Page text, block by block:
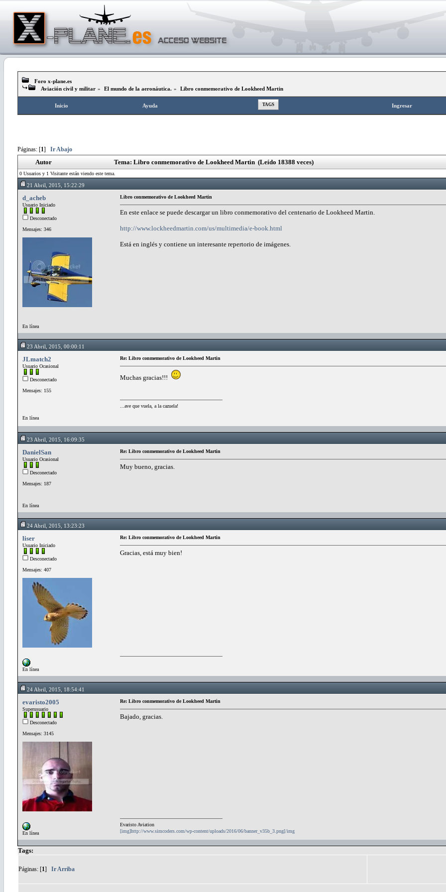
Foro x-plane.es
Aviación civil y militar » El mundo de la aeronáutica. » Libro conmemorativo de Lookheed Martin
Inicio Ayuda TAGS Ingresar
Páginas: [1] Ir Abajo
Autor Tema: Libro conmemorativo de Lookheed Martin (Leído 18388 veces)
0 Usuarios y 1 Visitante están viendo este tema.
21 Abril, 2015, 15:22:29
d_acheb
Usuario Iniciado
Desconectado
Mensajes: 346
En línea
Libro conmemorativo de Lookheed Martin
En este enlace se puede descargar un libro conmemorativo del centenario de Lookheed Martin.
http://www.lockheedmartin.com/us/multimedia/e-book.html
Está en inglés y contiene un interesante repertorio de imágenes.
23 Abril, 2015, 00:00:11
JLmatch2
Usuario Ocasional
Desconectado
Mensajes: 155
En línea
Re: Libro conmemorativo de Lookheed Martin
Muchas gracias!!!
...ave que vuela, a la cazuela!
23 Abril, 2015, 16:09:35
DanielSan
Usuario Ocasional
Desconectado
Mensajes: 187
En línea
Re: Libro conmemorativo de Lookheed Martin
Muy bueno, gracias.
24 Abril, 2015, 13:23:23
liser
Usuario Iniciado
Desconectado
Mensajes: 407
En línea
Re: Libro conmemorativo de Lookheed Martin
Gracias, está muy bien!
24 Abril, 2015, 18:54:41
evaristo2005
Superusuario
Desconectado
Mensajes: 3145
En línea
Re: Libro conmemorativo de Lookheed Martin
Bajado, gracias.
Evaristo Aviation
[img]http://www.simcoders.com/wp-content/uploads/2016/06/banner_v35b_3.png[/img
Tags:
Páginas: [1] Ir Arriba